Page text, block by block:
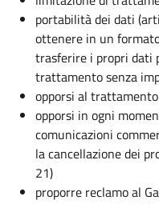
portabilità dei dati
ottenere in un
trasferire i propri dati
trattamento senza
opporsi al
opporsi in ogni
comunicazioni
la cancellazione dei
21)
proporre reclamo al